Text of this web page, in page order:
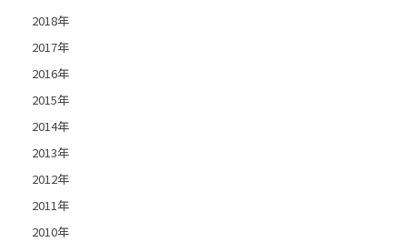
2018年
2017年
2016年
2015年
2014年
2013年
2012年
2011年
2010年